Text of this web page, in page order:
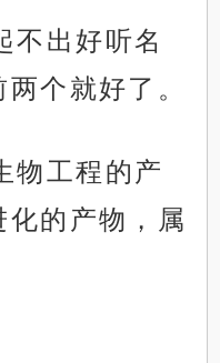
不出好听名
个就好了。
物工程的产
的产物，属